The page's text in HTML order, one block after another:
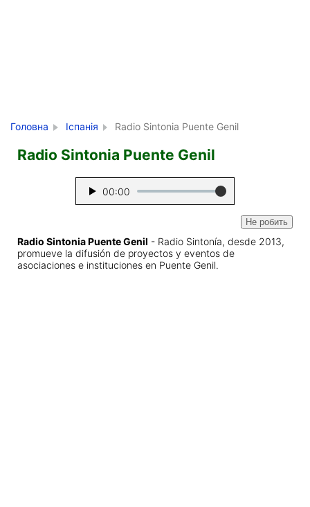
Головна Іспанія Radio Sintonia Puente Genil
Radio Sintonia Puente Genil
00:00
Не робить
Radio Sintonia Puente Genil - Radio Sintonía, desde 2013,
promueve la difusión de proyectos y eventos de
asociaciones e instituciones en Puente Genil.